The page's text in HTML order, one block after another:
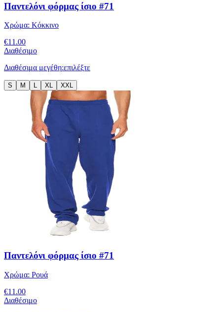
Παντελόνι φόρμας ίσιο #71
Χρώμα: Κόκκινο
€11.00
Διαθέσιμο
Διαθέσιμα μεγέθη:επιλέξτε
S M L XL XXL
Παντελόνι φόρμας ίσιο #71
Χρώμα: Ρουά
€11.00
Διαθέσιμο